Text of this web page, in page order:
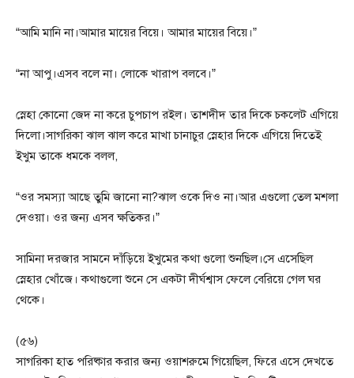
“আমি মানি না।আমার মায়ের বিয়ে। আমার মায়ের বিয়ে।”
“না আপু।এসব বলে না। লোকে খারাপ বলবে।”
স্নেহা কোনো জেদ না করে চুপচাপ রইল। তাশদীদ তার দিকে চকলেট এগিয়ে
দিলো।সাগরিকা ঝাল ঝাল করে মাখা চানাচুর স্নেহার দিকে এগিয়ে দিতেই
ইখুম তাকে ধমকে বলল,
“ওর সমস্যা আছে তুমি জানো না?ঝাল ওকে দিও না।আর এগুলো তেল মশলা
দেওয়া। ওর জন্য এসব ক্ষতিকর।”
সামিনা দরজার সামনে দাঁড়িয়ে ইখুমের কথা গুলো শুনছিল।সে এসেছিল
স্নেহার খোঁজে। কথাগুলো শুনে সে একটা দীর্ঘশ্বাস ফেলে বেরিয়ে গেল ঘর
থেকে।
(৫৬)
সাগরিকা হাত পরিষ্কার করার জন্য ওয়াশরুমে গিয়েছিল, ফিরে এসে দেখতে